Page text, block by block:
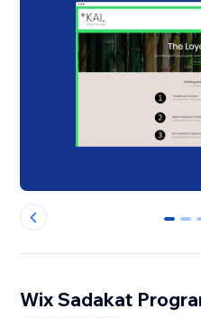
0 1
Wix Sadakat